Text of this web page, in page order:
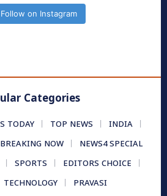
Follow on Instagram
Categories
TODAY TOP NEWS
INDIA
BREAKING NOW
NEWS4 SPECIAL
SPORTS
EDITORS CHOICE
TECHNOLOGY PRAVASI